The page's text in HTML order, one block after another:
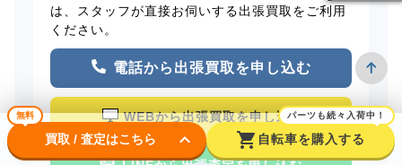
は、スタッフが直接お伺いする出張買取をご利用
ください。
電話から出張買取を申し込む
WEBから出張買取を申し込む
無料
買取 / 査定はこちら keyboard_arrow_down shopping_cart
パーツも続々入荷中！
自転車を購入する